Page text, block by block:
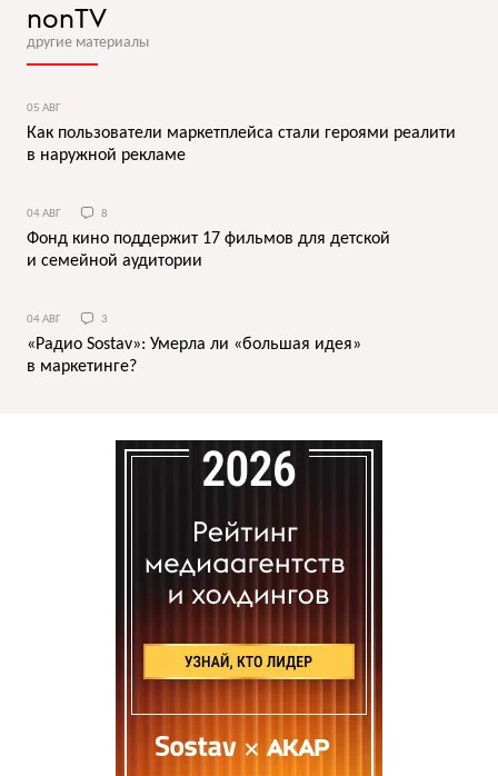
nonTV
другие материалы
05 АВГ
Как пользователи маркетплейса стали героями реалити
в наружной рекламе
04 АВГ 8
Фонд кино поддержит 17 фильмов для детской
и семейной аудитории
04 АВГ 3
«Радио Sostav»: Умерла ли «большая идея»
в маркетинге?